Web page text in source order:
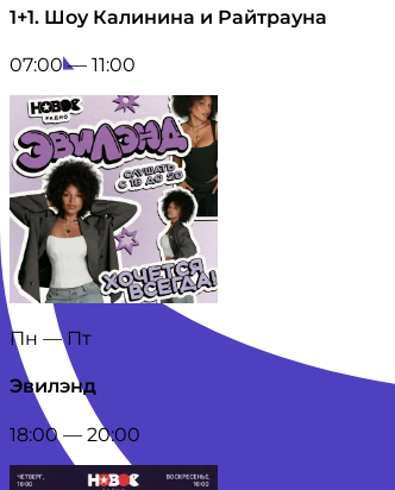
1+1. Шоу Калинина и Райтрауна
07:00 — 11:00
Пн — Пт
Эвилэнд
18:00 — 20:00